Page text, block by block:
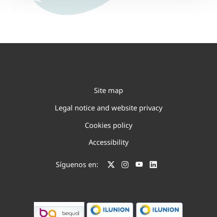
Site map
Legal notice and website privacy
Cookies policy
Accessibility
Síguenos en: